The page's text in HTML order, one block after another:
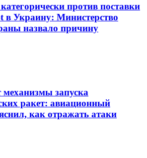
против поставки
в Украину: Министерство
назвало причину
механизмы запуска
ракет: авиационный
как отражать атаки